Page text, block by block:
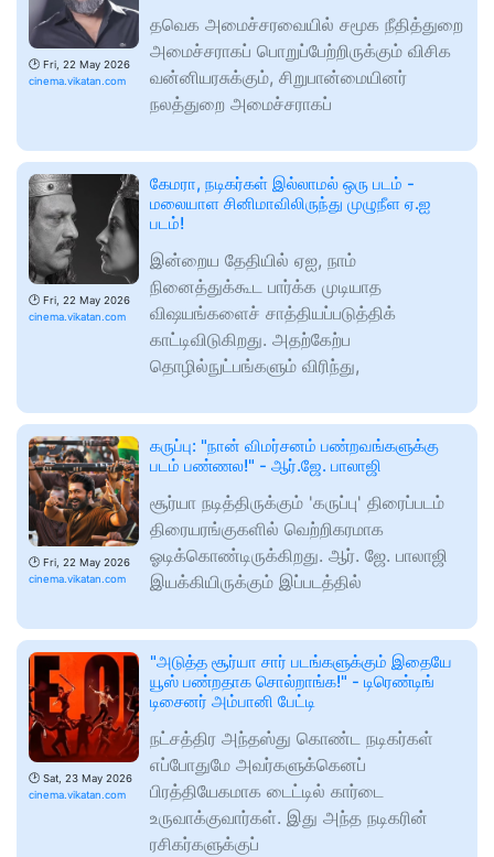
🕑 Fri, 22 May 2026
cinema.vikatan.com
தவெக அமைச்சரவையில் சமூக நீதித்துறை
அமைச்சராகப் பொறுப்பேற்றிருக்கும் விசிக
வன்னியரசுக்கும், சிறுபான்மையினர்
நலத்துறை அமைச்சராகப்
🕑 Fri, 22 May 2026
cinema.vikatan.com
கேமரா, நடிகர்கள் இல்லாமல் ஒரு படம் -
மலையாள சினிமாவிலிருந்து முழுநீள ஏ.ஐ
படம்!
இன்றைய தேதியில் ஏஐ, நாம்
நினைத்துக்கூட பார்க்க முடியாத
விஷயங்களைச் சாத்தியப்படுத்திக்
காட்டிவிடுகிறது. அதற்கேற்ப
தொழில்நுட்பங்களும் விரிந்து,
🕑 Fri, 22 May 2026
cinema.vikatan.com
கருப்பு: "நான் விமர்சனம் பண்றவங்களுக்கு
படம் பண்ணல!" - ஆர்.ஜே. பாலாஜி
சூர்யா நடித்திருக்கும் 'கருப்பு' திரைப்படம்
திரையரங்குகளில் வெற்றிகரமாக
ஓடிக்கொண்டிருக்கிறது. ஆர். ஜே. பாலாஜி
இயக்கியிருக்கும் இப்படத்தில்
🕑 Sat, 23 May 2026
cinema.vikatan.com
"அடுத்த சூர்யா சார் படங்களுக்கும் இதையே
யூஸ் பண்றதாக சொல்றாங்க!" - டிரெண்டிங்
டிசைனர் அம்பானி பேட்டி
நட்சத்திர அந்தஸ்து கொண்ட நடிகர்கள்
எப்போதுமே அவர்களுக்கெனப்
பிரத்தியேகமாக டைட்டில் கார்டை
உருவாக்குவார்கள். இது அந்த நடிகரின்
ரசிகர்களுக்குப்